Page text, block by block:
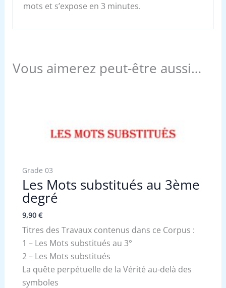
mots et s’expose en 3 minutes.
Vous aimerez peut-être aussi…
Grade 03
Les Mots substitués au 3ème
degré
9,90 €
Titres des Travaux contenus dans ce Corpus :
1 – Les Mots substitués au 3°
2 – Les Mots substitués
La quête perpétuelle de la Vérité au-delà des
symboles